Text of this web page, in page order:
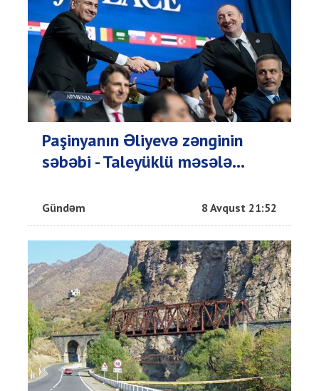
Paşinyanın Əliyevə zənginin
səbəbi - Taleyüklü məsələ...
Gündəm 8 Avqust 21:52